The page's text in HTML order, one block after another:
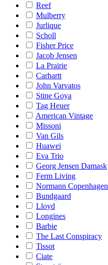
Reef
Mulberry
Jurlique
Scholl
Fisher Price
Jacob Jensen
La Prairie
Carhartt
John Varvatos
Stine Goya
Tag Heuer
American Vintage
Missoni
Van Gils
Huawei
Eva Trio
Georg Jensen Damask
Ferm Living
Normann Copenhagen
Bundgaard
Lloyd
Longines
Barbie
The Last Conspiracy
Tissot
Ciate